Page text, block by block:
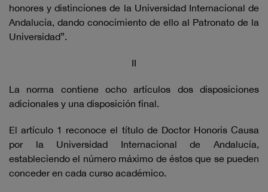
honores y distinciones de la Universidad Internacional de
Andalucía, dando conocimiento de ello al Patronato de la
Universidad”.
II
La norma contiene ocho artículos dos disposiciones
adicionales y una disposición final.
El artículo 1 reconoce el título de Doctor Honoris Causa
por la Universidad Internacional de Andalucía,
estableciendo el número máximo de éstos que se pueden
conceder en cada curso académico.